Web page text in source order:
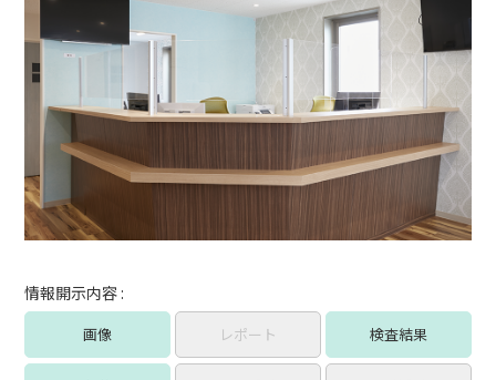
情報開示内容 :
画像 レポート 検査結果